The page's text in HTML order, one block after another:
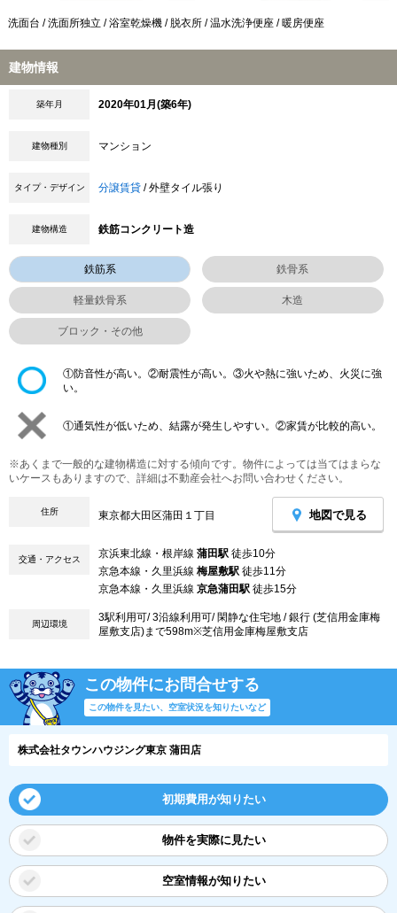
洗面台 / 洗面所独立 / 浴室乾燥機 / 脱衣所 / 温水洗浄便座 / 暖房便座
建物情報
築年月 2020年01月(築6年)
建物種別 マンション
タイプ・デザイン 分譲賃貸 / 外壁タイル張り
建物構造 鉄筋コンクリート造
鉄筋系 鉄骨系
軽量鉄骨系 木造
ブロック・その他
①防音性が高い。②耐震性が高い。③火や熱に強いため、火災に強
い。
①通気性が低いため、結露が発生しやすい。②家賃が比較的高い。
※あくまで一般的な建物構造に対する傾向です。物件によっては当てはまらな
いケースもありますので、詳細は不動産会社へお問い合わせください。
住所 東京都大田区蒲田１丁目 地図で見る
交通・アクセス 京浜東北線・根岸線 蒲田駅 徒歩10分
京急本線・久里浜線 梅屋敷駅 徒歩11分
京急本線・久里浜線 京急蒲田駅 徒歩15分
周辺環境
3駅利用可/ 3沿線利用可/ 閑静な住宅地 / 銀行 (芝信用金庫梅
屋敷支店)まで598m※芝信用金庫梅屋敷支店
この物件にお問合せする
この物件を見たい、空室状況を知りたいなど
株式会社タウンハウジング東京 蒲田店
初期費用が知りたい
物件を実際に見たい
空室情報が知りたい